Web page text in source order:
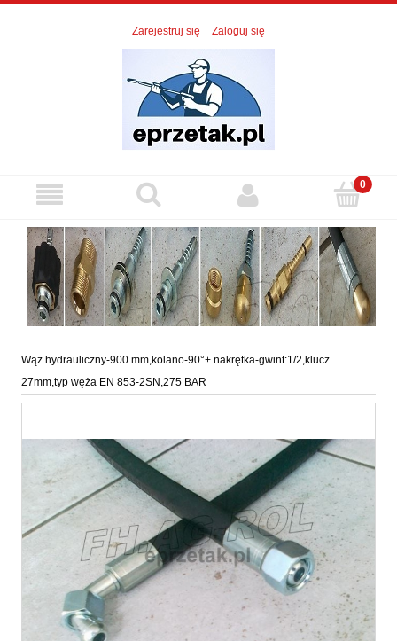
Zarejestruj się Zaloguj się
Wąż hydrauliczny-900 mm,kolano-90°+ nakrętka-gwint:1/2,klucz
27mm,typ węża EN 853-2SN,275 BAR